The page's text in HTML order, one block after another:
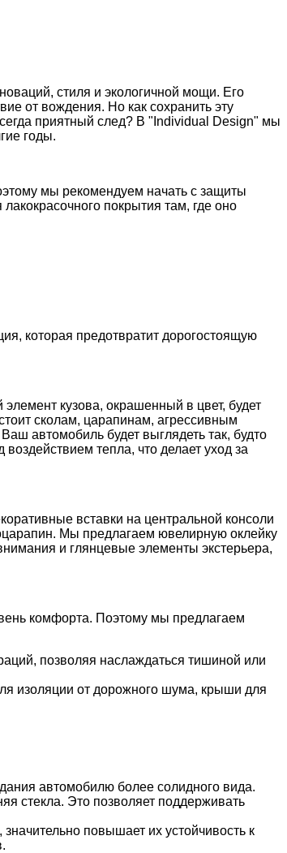
стиля и экологичной мощи. Его
от вождения. Но как сохранить эту
приятный след? В "Individual Design" мы
годы.
мы рекомендуем начать с защиты
покрытия там, где оно
которая предотвратит дорогостоящую
кузова, окрашенный в цвет, будет
сколам, царапинам, агрессивным
автомобиль будет выглядеть так, будто
тепла, что делает уход за
вставки на центральной консоли
Мы предлагаем ювелирную оклейку
и глянцевые элементы экстерьера,
комфорта. Поэтому мы предлагаем
позволяя наслаждаться тишиной или
изоляции от дорожного шума, крыши для
автомобилю более солидного вида.
стекла. Это позволяет поддерживать
повышает их устойчивость к